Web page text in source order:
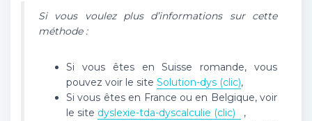
Si vous voulez plus d’informations sur cette
méthode :
Si vous êtes en Suisse romande, vous
pouvez voir le site Solution-dys (clic),
Si vous êtes en France ou en Belgique, voir
le site dyslexie-tda-dyscalculie (clic)
,